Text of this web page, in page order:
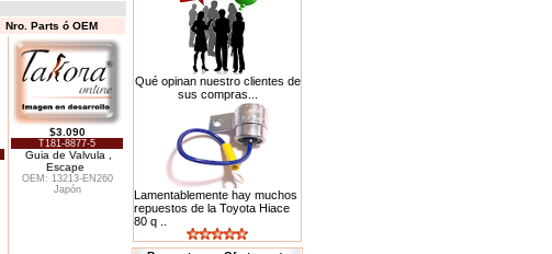
Nro. Parts ó OEM
$3.090
T181-8877-5
Guia de Valvula ,
Escape
OEM: 13213-EN260
Japón
Qué opinan nuestro clientes de
sus compras...
Lamentablemente hay muchos
repuestos de la Toyota Hiace
80 q ..